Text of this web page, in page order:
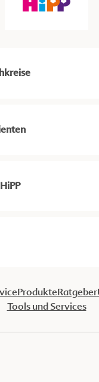
ProdukteRatgeber
Tools und Services